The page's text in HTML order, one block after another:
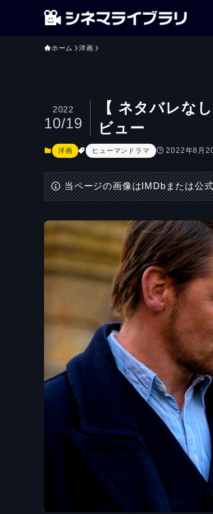
ホーム 洋画
【 ネタバレな
ビュー
2022
10/19
洋画 ヒューマンドラマ 2022年8月
当ページの画像はIMDbまたは公